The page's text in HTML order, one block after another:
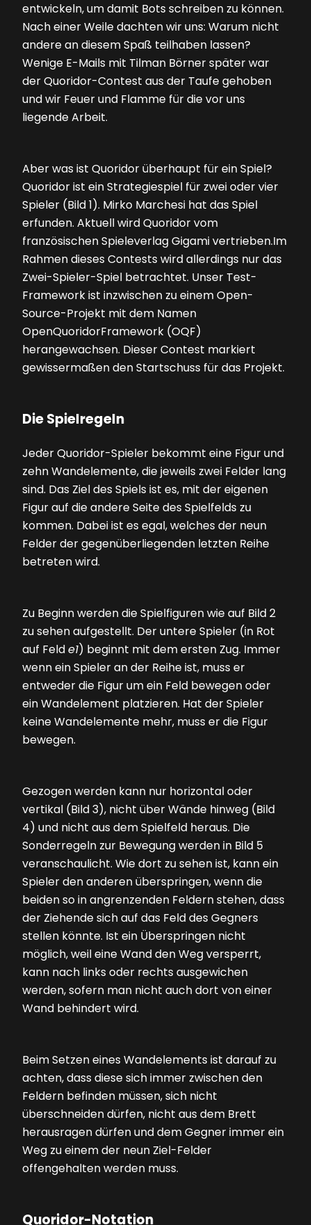
entwickeln, um damit Bots schreiben zu können.
Nach einer Weile dachten wir uns: Warum nicht
andere an diesem Spaß teilhaben lassen?
Wenige E-Mails mit Tilman Börner später war
der Quoridor-Contest aus der Taufe gehoben
und wir Feuer und Flamme für die vor uns
liegende Arbeit.
Aber was ist Quoridor überhaupt für ein Spiel?
Quoridor ist ein Strategiespiel für zwei oder vier
Spieler (Bild 1). Mirko Marchesi hat das Spiel
erfunden. Aktuell wird Quoridor vom
französischen Spieleverlag Gigami vertrieben.Im
Rahmen dieses Contests wird allerdings nur das
Zwei-Spieler-Spiel betrachtet. Unser Test-
Framework ist inzwischen zu einem Open-
Source-Projekt mit dem Namen
OpenQuoridorFramework (OQF)
herangewachsen. Dieser Contest markiert
gewissermaßen den Startschuss für das Projekt.
Die Spielregeln
Jeder Quoridor-Spieler bekommt eine Figur und
zehn Wandelemente, die jeweils zwei Felder lang
sind. Das Ziel des Spiels ist es, mit der eigenen
Figur auf die andere Seite des Spielfelds zu
kommen. Dabei ist es egal, welches der neun
Felder der gegenüberliegenden letzten Reihe
betreten wird.
Zu Beginn werden die Spielfiguren wie auf Bild 2
zu sehen aufgestellt. Der untere Spieler (in Rot
auf Felde1) beginnt mit dem ersten Zug. Immer
wenn ein Spieler an der Reihe ist, muss er
entweder die Figur um ein Feld bewegen oder
ein Wandelement platzieren. Hat der Spieler
keine Wandelemente mehr, muss er die Figur
bewegen.
Gezogen werden kann nur horizontal oder
vertikal (Bild 3), nicht über Wände hinweg (Bild
4) und nicht aus dem Spielfeld heraus. Die
Sonderregeln zur Bewegung werden in Bild 5
veranschaulicht. Wie dort zu sehen ist, kann ein
Spieler den anderen überspringen, wenn die
beiden so in angrenzenden Feldern stehen, dass
der Ziehende sich auf das Feld des Gegners
stellen könnte. Ist ein Überspringen nicht
möglich, weil eine Wand den Weg versperrt,
kann nach links oder rechts ausgewichen
werden, sofern man nicht auch dort von einer
Wand behindert wird.
Beim Setzen eines Wandelements ist darauf zu
achten, dass diese sich immer zwischen den
Feldern befinden müssen, sich nicht
überschneiden dürfen, nicht aus dem Brett
herausragen dürfen und dem Gegner immer ein
Weg zu einem der neun Ziel-Felder
offengehalten werden muss.
Quoridor-Notation